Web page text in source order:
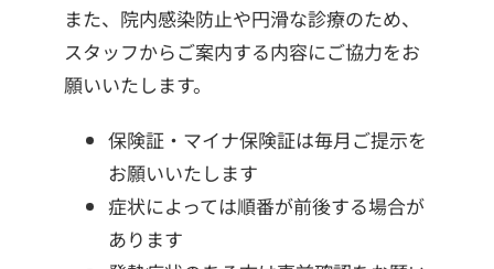
また、院内感染防止や円滑な診療のため、
スタッフからご案内する内容にご協力をお
願いいたします。
保険証・マイナ保険証は毎月ご提示を
お願いいたします
症状によっては順番が前後する場合が
あります